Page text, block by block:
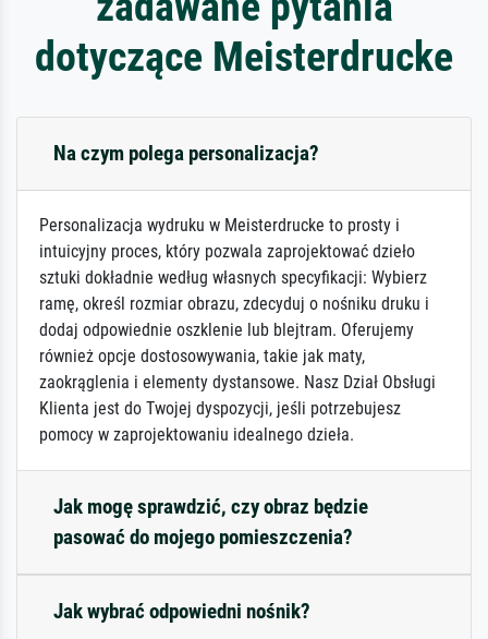
dotyczące Meisterdrucke
Na czym polega personalizacja?
Personalizacja wydruku w Meisterdrucke to prosty i
intuicyjny proces, który pozwala zaprojektować dzieło
sztuki dokładnie według własnych specyfikacji: Wybierz
ramę, określ rozmiar obrazu, zdecyduj o nośniku druku i
dodaj odpowiednie oszklenie lub blejtram. Oferujemy
również opcje dostosowywania, takie jak maty,
zaokrąglenia i elementy dystansowe. Nasz Dział Obsługi
Klienta jest do Twojej dyspozycji, jeśli potrzebujesz
pomocy w zaprojektowaniu idealnego dzieła.
Jak mogę sprawdzić, czy obraz będzie
pasować do mojego pomieszczenia?
Jak wybrać odpowiedni nośnik?